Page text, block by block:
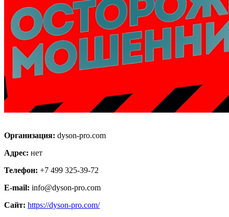
Организация: dyson-pro.com
Адрес: нет
Телефон: +7 499 325-39-72
E-mail: info@dyson-pro.com
Сайт: https://dyson-pro.com/